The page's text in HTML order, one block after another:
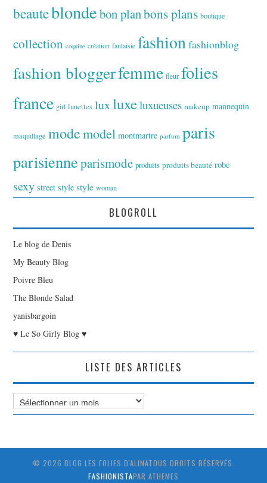
beauteblondebon planbons plans boutique
collection coquine création fantaisie fashionfashionblog
fashion bloggerfemme fleur folies
france girl lunettes luxluxeluxueuses makeup mannequin
maquillage modemodel montmartre parfum paris
parisienneparismode produits produits beauté robe
sexy street style style woman
BLOGROLL
Le blog de Denis
My Beauty Blog
Poivre Bleu
The Blonde Salad
yanisbargoin
♥ Le So Girly Blog ♥
LISTE DES ARTICLES
Liste
des
© 2026 BLOG LES FOLIES D'ALINATOUS DROITS RÉSERVÉS.
FASHIONISTAPAR ATHEMES